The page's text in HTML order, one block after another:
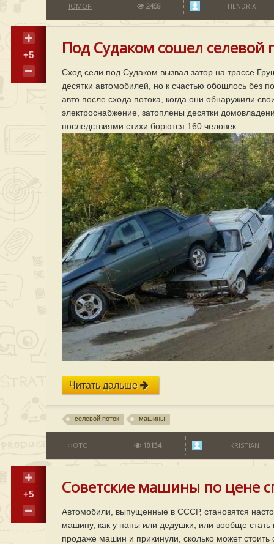
ЮМОР 2458 HENDRIX
+5 Под Судаком сошел селевой
Сход сели под Судаком вызвал затор на трассе
десятки автомобилей, но к счастью обошлось без
авто после схода потока, когда они обнаружили
электроснабжение, затоплены десятки
последствиями стихи борются 160 человек.
Читать дальше
селевой поток машины
ФОТО 10134 KRISTIAN
+5 Советские машины по цене
Автомобили, выпущенные в СССР, становятся
машину, как у папы или дедушки, или вообще
продаже машин и прикинули, сколько может стоить